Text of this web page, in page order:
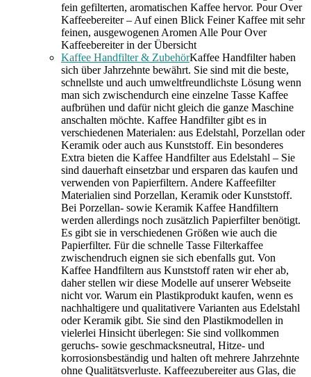
fein gefilterten, aromatischen Kaffee hervor. Pour Over
Kaffeebereiter – Auf einen Blick Feiner Kaffee mit sehr
feinen, ausgewogenen Aromen Alle Pour Over
Kaffeebereiter in der Übersicht
Kaffee Handfilter & ZubehörKaffee Handfilter haben
sich über Jahrzehnte bewährt. Sie sind mit die beste,
schnellste und auch umweltfreundlichste Lösung wenn
man sich zwischendurch eine einzelne Tasse Kaffee
aufbrühen und dafür nicht gleich die ganze Maschine
anschalten möchte. Kaffee Handfilter gibt es in
verschiedenen Materialen: aus Edelstahl, Porzellan oder
Keramik oder auch aus Kunststoff. Ein besonderes
Extra bieten die Kaffee Handfilter aus Edelstahl – Sie
sind dauerhaft einsetzbar und ersparen das kaufen und
verwenden von Papierfiltern. Andere Kaffeefilter
Materialien sind Porzellan, Keramik oder Kunststoff.
Bei Porzellan- sowie Keramik Kaffee Handfiltern
werden allerdings noch zusätzlich Papierfilter benötigt.
Es gibt sie in verschiedenen Größen wie auch die
Papierfilter. Für die schnelle Tasse Filterkaffee
zwischendruch eignen sie sich ebenfalls gut. Von
Kaffee Handfiltern aus Kunststoff raten wir eher ab,
daher stellen wir diese Modelle auf unserer Webseite
nicht vor. Warum ein Plastikprodukt kaufen, wenn es
nachhaltigere und qualitativere Varianten aus Edelstahl
oder Keramik gibt. Sie sind den Plastikmodellen in
vielerlei Hinsicht überlegen: Sie sind vollkommen
geruchs- sowie geschmacksneutral, Hitze- und
korrosionsbeständig und halten oft mehrere Jahrzehnte
ohne Qualitätsverluste. Kaffeezubereiter aus Glas, die